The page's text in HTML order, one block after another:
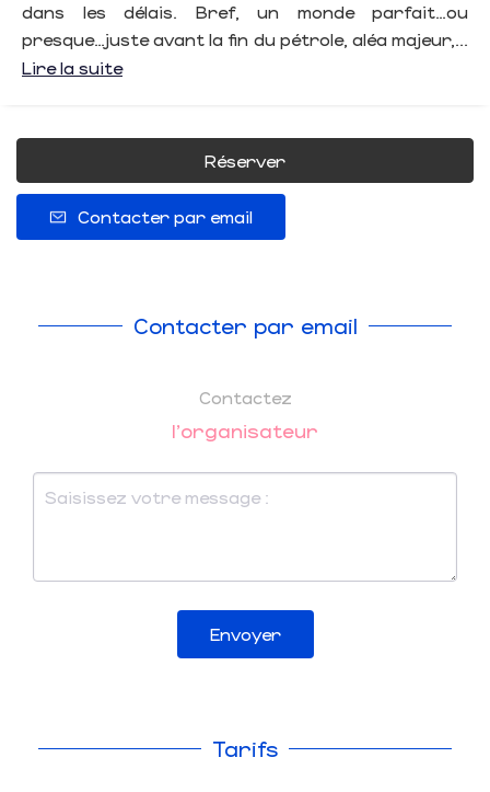
dans les délais. Bref, un monde parfait…ou
presque…juste avant la fin du pétrole, aléa majeur,...
Lire la suite
Réserver
Contacter par email
Contacter par email
Contactez
l'organisateur
Envoyer
Tarifs